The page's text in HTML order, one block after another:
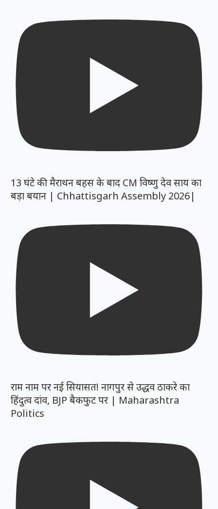
13 घंटे की मैराथन बहस के बाद CM विष्णु देव साय का
बड़ा बयान | Chhattisgarh Assembly 2026|
राम नाम पर नई सियासत! नागपुर से उद्धव ठाकरे का
हिंदुत्व दांव, BJP बैकफुट पर | Maharashtra
Politics